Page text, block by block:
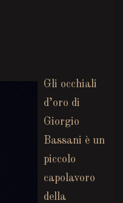
Gli occhiali
d’oro di
Giorgio
Bassani è un
piccolo
capolavoro
della